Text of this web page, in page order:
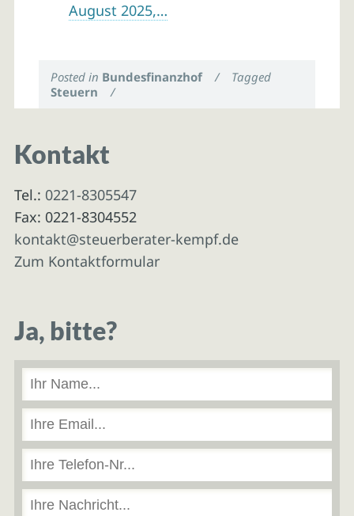
August 2025,…
Posted in Bundesfinanzhof /
Tagged
Steuern
/
Kontakt
Tel.: 0221-8305547
Fax: 0221-8304552
kontakt@steuerberater-kempf.de
Zum Kontaktformular
Ja, bitte?